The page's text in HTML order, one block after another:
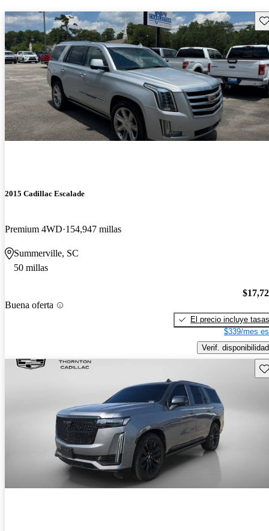
2015 Cadillac Escalade
Premium 4WD 154,947 millas
Summerville, SC
50 millas
Buena oferta
El precio incluye tasas
$339/mes
Verif. disponibilidad